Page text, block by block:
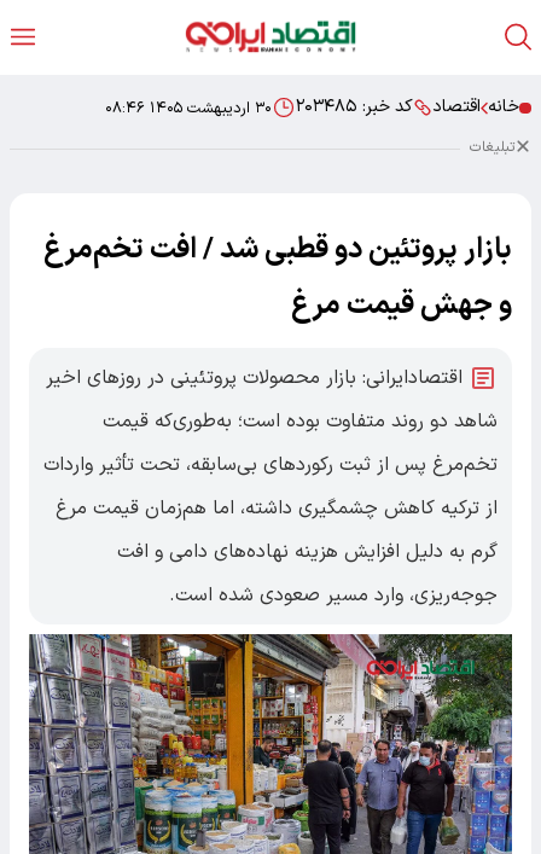
خانه اقتصاد کد خبر: ۲۰۳۴۸۵ ۳۰ اردیبهشت ۱۴۰۵ ۰۸:۴۶
تبلیغات
بازار پروتئین دو قطبی شد / افت تخم‌مرغ
و جهش قیمت مرغ
اقتصادایرانی: بازار محصولات پروتئینی در روزهای اخیر
شاهد دو روند متفاوت بوده است؛ به‌طوری‌که قیمت
تخم‌مرغ پس از ثبت رکوردهای بی‌سابقه، تحت تأثیر واردات
از ترکیه کاهش چشمگیری داشته، اما هم‌زمان قیمت مرغ
گرم به دلیل افزایش هزینه نهاده‌های دامی و افت
جوجه‌ریزی، وارد مسیر صعودی شده است.